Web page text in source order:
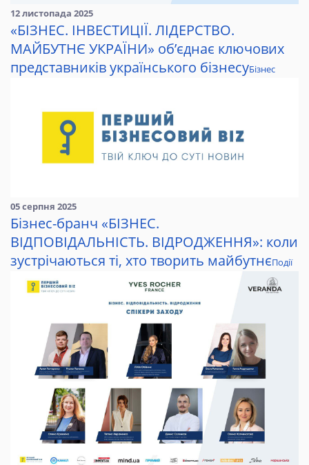
12 листопада 2025
«БІЗНЕС. ІНВЕСТИЦІЇ. ЛІДЕРСТВО.
МАЙБУТНЄ УКРАЇНИ» об’єднає ключових
представників українського бізнесуБізнес
05 серпня 2025
Бізнес-бранч «БІЗНЕС.
ВІДПОВІДАЛЬНІСТЬ. ВІДРОДЖЕННЯ»: коли
зустрічаються ті, хто творить майбутнєПодії